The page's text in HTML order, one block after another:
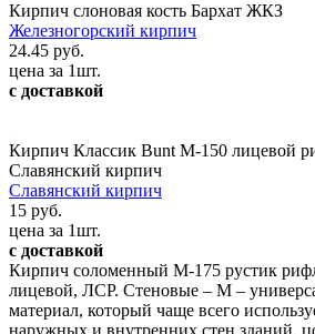
Кирпич слоновая кость Бархат ЖКЗ
Железногорский кирпич
24.45 руб.
цена за 1шт.
с доставкой
Кирпич Классик Bunt М-150 лицевой
Славянский кирпич
Славянский кирпич
15 руб.
цена за 1шт.
с доставкой
Кирпич соломенный М-175 рустик
лицевой, ЛСР. Стеновые – М –
материал, который чаще всего